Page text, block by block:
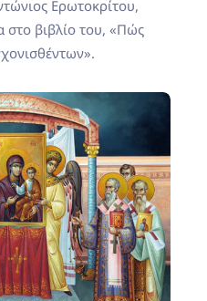
Ερωτοκρίτου,
στο βιβλίο του, «Πώς